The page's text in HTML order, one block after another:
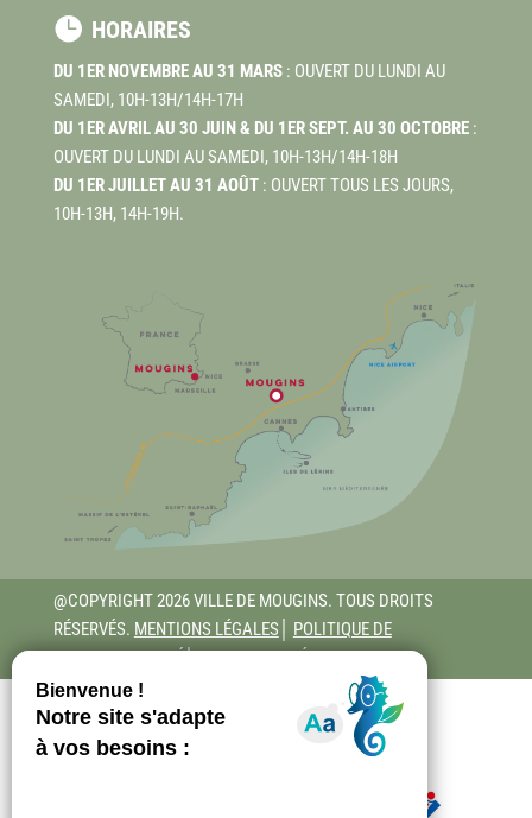
 HORAIRES
DU 1ER NOVEMBRE AU 31 MARS: OUVERT DU LUNDI AU
SAMEDI, 10H-13H/14H-17H
DU 1ER AVRIL AU 30 JUIN & DU 1ER SEPT. AU 30 OCTOBRE:
OUVERT DU LUNDI AU SAMEDI, 10H-13H/14H-18H
DU 1ER JUILLET AU 31 AOÛT: OUVERT TOUS LES JOURS,
10H-13H, 14H-19H.
@COPYRIGHT 2026 VILLE DE MOUGINS. TOUS DROITS
RÉSERVÉS. MENTIONS LÉGALES
POLITIQUE DE
CONFIDENTIALITÉ│ACCESSIBILITÉ - RGAA